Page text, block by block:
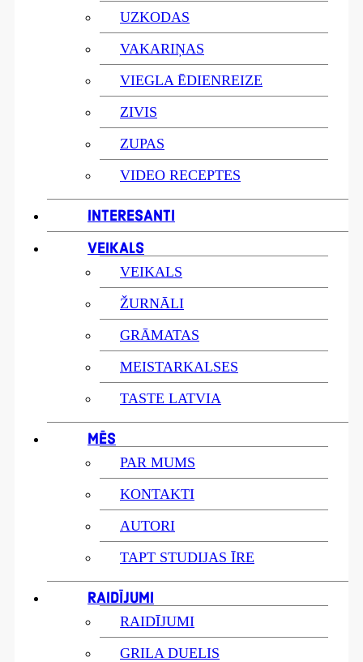
UZKODAS
VAKARIŅAS
VIEGLA ĒDIENREIZE
ZIVIS
ZUPAS
VIDEO RECEPTES
INTERESANTI
VEIKALS
VEIKALS
ŽURNĀLI
GRĀMATAS
MEISTARKALSES
TASTE LATVIA
MĒS
PAR MUMS
KONTAKTI
AUTORI
TAPT STUDIJAS ĪRE
RAIDĪJUMI
RAIDĪJUMI
GRILA DUELIS